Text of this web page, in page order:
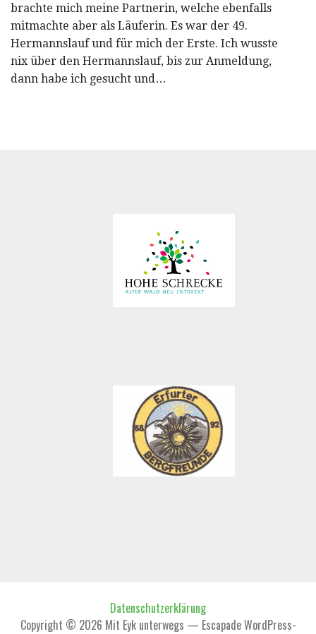
brachte mich meine Partnerin, welche ebenfalls
mitmachte aber als Läuferin. Es war der 49.
Hermannslauf und für mich der Erste. Ich wusste
nix über den Hermannslauf, bis zur Anmeldung,
dann habe ich gesucht und…
Datenschutzerklärung
Copyright © 2026 Mit Eyk unterwegs — Escapade WordPress-